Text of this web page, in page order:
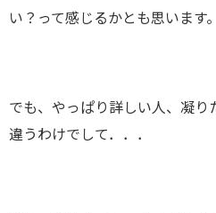
い？って感じるかとも思います。
でも、やっぱり詳しい人、凝
違うわけでして．．．